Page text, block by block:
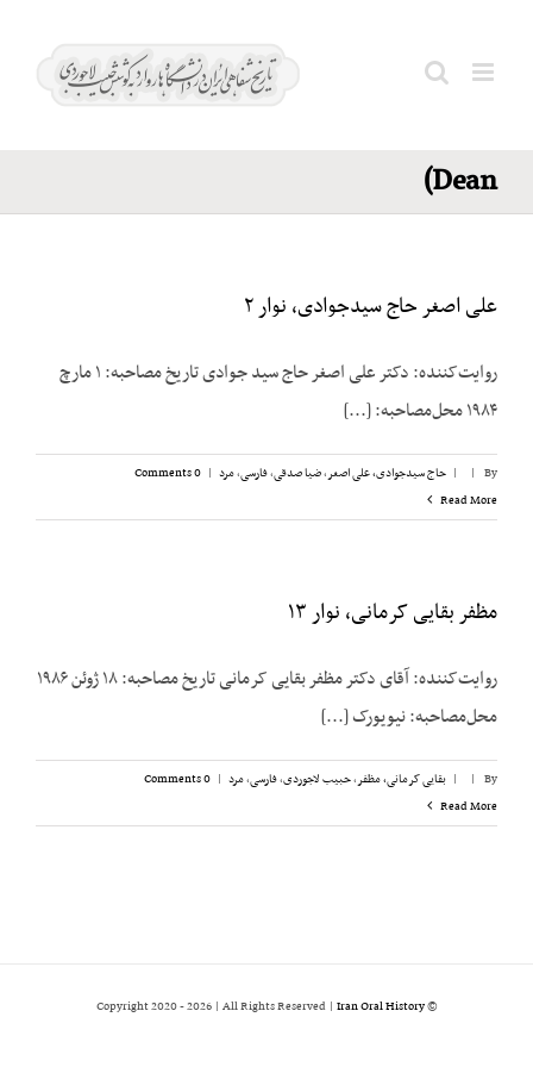
دین
Dean)
علی اصغر حاج سیدجوادی، نوار ۲
روایت‌کننده: دکتر علی اصغر حاج سید جوادی تاریخ مصاحبه: ۱ مارچ
۱۹۸۴ محل‌مصاحبه: [...]
By
|
| حاج سیدجوادی، علی اصغر,ضیا صدقی,فارسی,مرد |
0 Comments
Read More
مظفر بقایی کرمانی، نوار ۱۳
روایت‌کننده: آقای دکتر مظفر بقایی کرمانی تاریخ مصاحبه: ۱۸ ژوئن ۱۹۸۶
محل‌مصاحبه: نیویورک [...]
By
|
| بقایی کرمانی، مظفر,حبیب لاجوردی,فارسی,مرد |
0 Comments
Read More
© Copyright 2020 -
2026 | All Rights Reserved | Iran Oral History